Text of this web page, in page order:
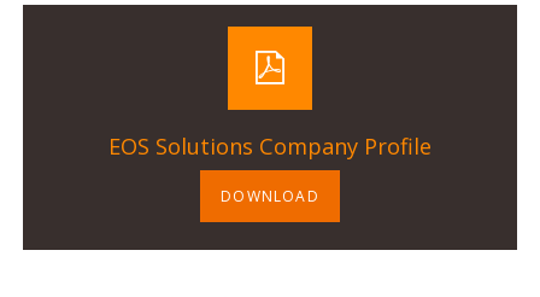
EOS Solutions Company Profile
DOWNLOAD